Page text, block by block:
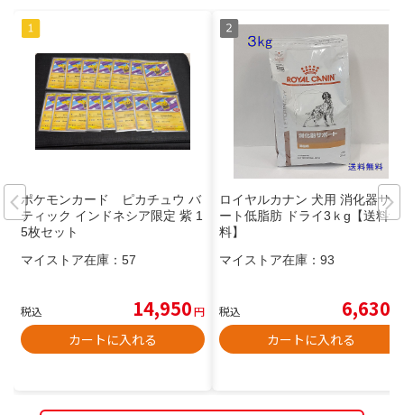
ポケモンカード ピカチュウ バ
ティック インドネシア限定 紫 1
5枚セット
マイストア在庫： 57
税込 14,950円
カートに入れる
ロイヤルカナン 犬用 消化器サポ
ート低脂肪 ドライ3ｋg【送料無
料】
マイストア在庫： 93
税込 6,630
カートに入れる